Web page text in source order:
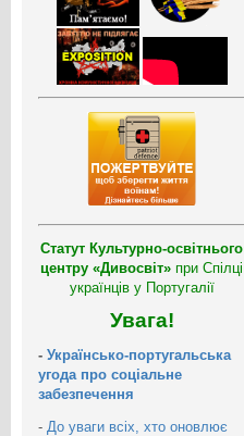
Статут Культурно-освітнього
центру «Дивосвіт» при Спілці
українців у Португалії
Увага!
- Українсько-португальська
угода про соціальне
забезпечення
- До уваги всіх, хто оновлює